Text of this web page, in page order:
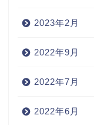
2023年2月
2022年9月
2022年7月
2022年6月